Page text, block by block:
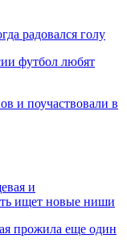
радовался голу
футбол любят
и поучаствовали в
и
ищет новые ниши
прожила еще один